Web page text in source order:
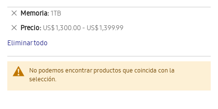
No podemos encontrar productos que coincida con la
selección.
Memoria 1TB
Eliminar
este
artículo
Precio US$ 1,300.00 - US$ 1,399.99
Eliminar
este
artículo
Eliminar todo